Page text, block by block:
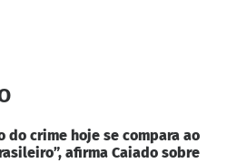
do crime hoje se compara ao
afirma Caiado sobre